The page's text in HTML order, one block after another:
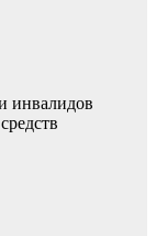
инвалидов